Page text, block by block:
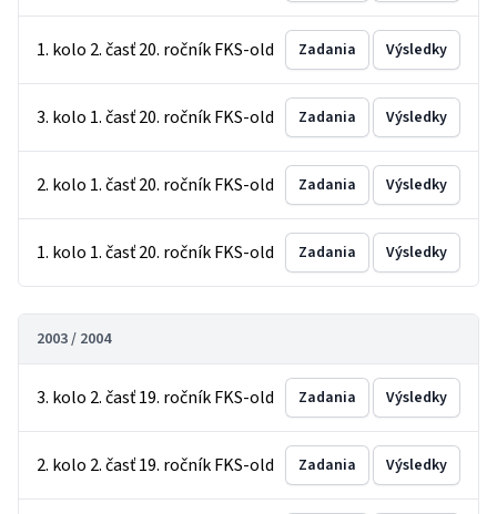
1. kolo 2. časť 20. ročník FKS-old Zadania Výsledky
3. kolo 1. časť 20. ročník FKS-old Zadania Výsledky
2. kolo 1. časť 20. ročník FKS-old Zadania Výsledky
1. kolo 1. časť 20. ročník FKS-old Zadania Výsledky
2003 / 2004
3. kolo 2. časť 19. ročník FKS-old Zadania Výsledky
2. kolo 2. časť 19. ročník FKS-old Zadania Výsledky